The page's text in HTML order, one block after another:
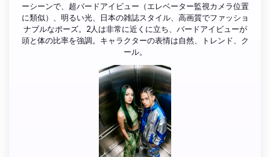
ーシーンで、超バードアイビュー（エレベーター監視カメラ位置
に類似）、明るい光、日本の雑誌スタイル、高画質でファッショ
ナブルなポーズ。2人は非常に近くに立ち、バードアイビューが
頭と体の比率を強調。キャラクターの表情は自然、トレンド、ク
ール。